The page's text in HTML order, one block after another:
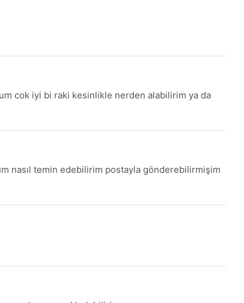
cok iyi bi raki kesinlikle nerden alabilirim ya da
nasıl temin edebilirim postayla gönderebilirmişim